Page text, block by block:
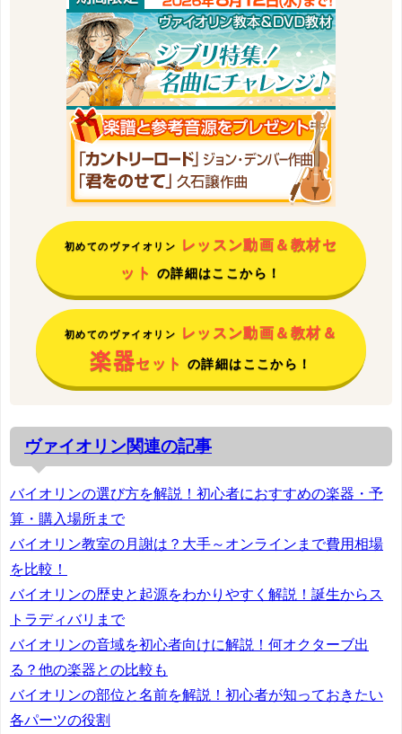
初めてのヴァイオリン
レッスン動画＆教材セ
ット
の詳細はここから！
初めてのヴァイオリン レッスン動画＆教材＆
楽器セット の詳細はここから！
ヴァイオリン関連の記事
バイオリンの選び方を解説！初心者におすすめの楽器・予
算・購入場所まで
バイオリン教室の月謝は？大手～オンラインまで費用相場
を比較！
バイオリンの歴史と起源をわかりやすく解説！誕生からス
トラディバリまで
バイオリンの音域を初心者向けに解説！何オクターブ出
る？他の楽器との比較も
バイオリンの部位と名前を解説！初心者が知っておきたい
各パーツの役割